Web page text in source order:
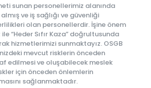
sunan personellerimiz alanında
ve iş sağlığı ve güvenliği
olan personellerdir. İşine önem
“Heder Sıfır Kaza” doğrultusunda
hizmetlerimizi sunmaktayız. OSGB
mevcut risklerin önceden
edilmesi ve oluşabilecek meslek
için önceden önlemlerin
sağlanmaktadır.